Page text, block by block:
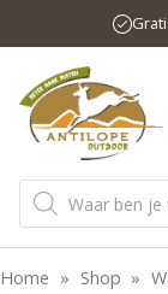
naar
inhoud
Producten
zoeken
Home » Shop »